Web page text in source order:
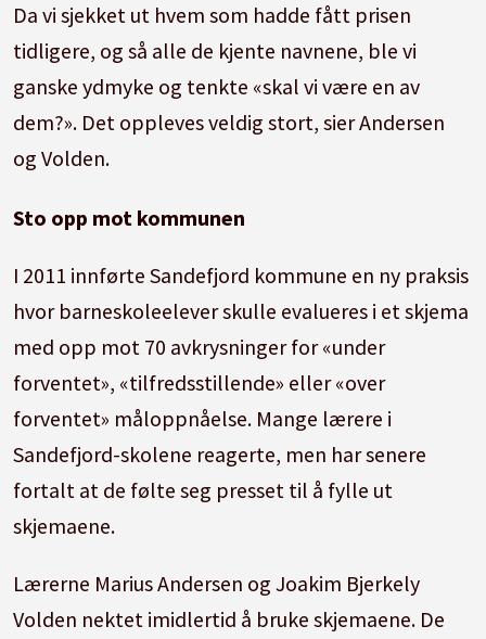
Da vi sjekket ut hvem som hadde fått prisen
tidligere, og så alle de kjente navnene, ble vi
ganske ydmyke og tenkte «skal vi være en av
dem?». Det oppleves veldig stort, sier Andersen
og Volden.
Sto opp mot kommunen
I 2011 innførte Sandefjord kommune en ny praksis
hvor barneskoleelever skulle evalueres i et skjema
med opp mot 70 avkrysninger for «under
forventet», «tilfredsstillende» eller «over
forventet» måloppnåelse. Mange lærere i
Sandefjord-skolene reagerte, men har senere
fortalt at de følte seg presset til å fylle ut
skjemaene.
Lærerne Marius Andersen og Joakim Bjerkely
Volden nektet imidlertid å bruke skjemaene. De